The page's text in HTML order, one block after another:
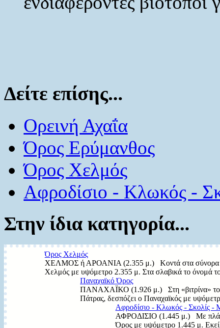
Δείτε επίσης...
Ορεινή Αχαΐα
Όρος Ερύμανθος
Όρος Χελμός
Αφροδίσιο - Κλωκός -
Στην ίδια κατηγορία...
Όρος Χελμός
ΧΕΛΜΟΣ ή ΑΡΟΑΝΙΑ (2.355 μ.) Κοντά στα σύνορα με
Χελμός με υψόμετρο 2.355 μ. Στα σλαβικά το όνομά
Παναχαϊκό Όρος
ΠΑΝΑΧΑΪΚΟ (1.926 μ.) Στη «βιτρίνα» του
Πάτρας, δεσπόζει ο Παναχαϊκός με
Αφροδίσιο - Κλωκός - Σκολίς -
ΑΦΡΟΔΙΣΙΟ (1.445 μ.) Με πλάτη
Όρος με υψόμετρο 1.445 μ.